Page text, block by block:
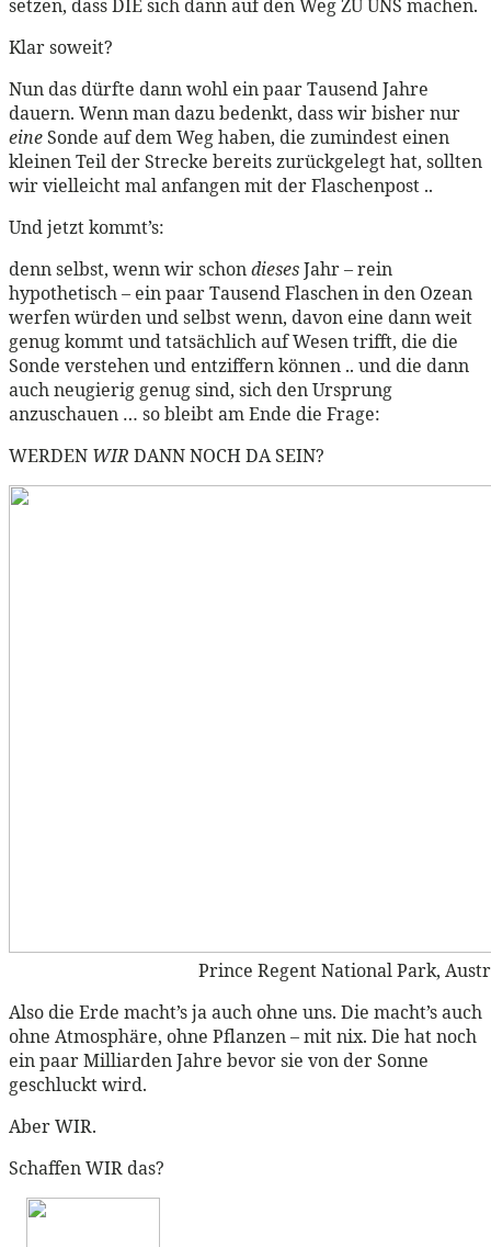
setzen, dass DIE sich dann auf den Weg ZU UNS machen.
Klar soweit?
Nun das dürfte dann wohl ein paar Tausend Jahre
dauern. Wenn man dazu bedenkt, dass wir bisher nur
eineSonde auf dem Weg haben, die zumindest einen
kleinen Teil der Strecke bereits zurückgelegt hat, sollten
wir vielleicht mal anfangen mit der Flaschenpost ..
Und jetzt kommt’s:
denn selbst, wenn wir schondiesesJahr – rein
hypothetisch – ein paar Tausend Flaschen in den Ozean
werfen würden und selbst wenn, davon eine dann weit
genug kommt und tatsächlich auf Wesen trifft, die die
Sonde verstehen und entziffern können .. und die dann
auch neugierig genug sind, sich den Ursprung
anzuschauen … so bleibt am Ende die Frage:
WERDEN WIR DANN NOCH DA SEIN?
Prince Regent National Park,
Also die Erde macht’s ja auch ohne uns. Die macht’s auch
ohne Atmosphäre, ohne Pflanzen – mit nix. Die hat noch
ein paar Milliarden Jahre bevor sie von der Sonne
geschluckt wird.
Aber WIR.
Schaffen WIR das?